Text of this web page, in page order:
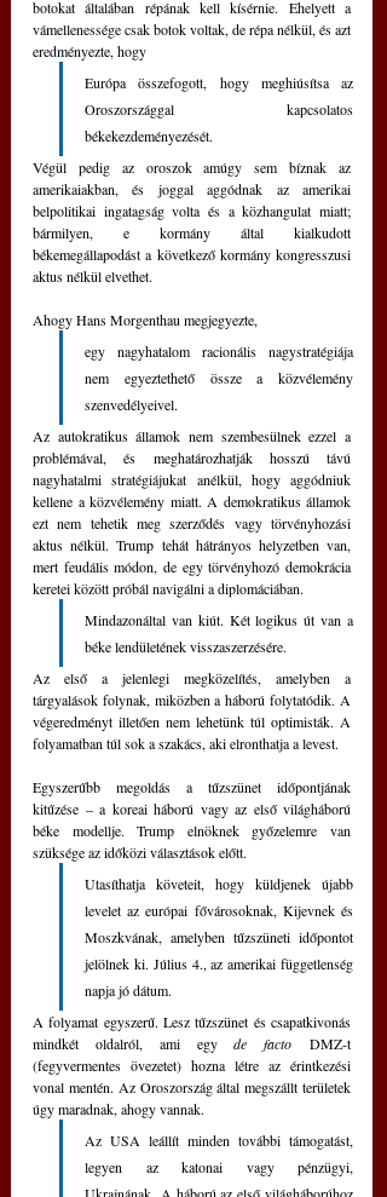
botokat általában répának kell kísérnie. Ehelyett a
vámellenessége csak botok voltak, de répa nélkül, és azt
eredményezte, hogy
Európa összefogott, hogy meghiúsítsa az
Oroszországgal kapcsolatos
békekezdeményezését.
Végül pedig az oroszok amúgy sem bíznak az
amerikaiakban, és joggal aggódnak az amerikai
belpolitikai ingatagság volta és a közhangulat miatt;
bármilyen, e kormány által kialkudott
békemegállapodást a következő kormány kongresszusi
aktus nélkül elvethet.
Ahogy Hans Morgenthau megjegyezte,
egy nagyhatalom racionális nagystratégiája
nem egyeztethető össze a közvélemény
szenvedélyeivel.
Az autokratikus államok nem szembesülnek ezzel a
problémával, és meghatározhatják hosszú távú
nagyhatalmi stratégiájukat anélkül, hogy aggódniuk
kellene a közvélemény miatt. A demokratikus államok
ezt nem tehetik meg szerződés vagy törvényhozási
aktus nélkül. Trump tehát hátrányos helyzetben van,
mert feudális módon, de egy törvényhozó demokrácia
keretei között próbál navigálni a diplomáciában.
Mindazonáltal van kiút. Két logikus út van a
béke lendületének visszaszerzésére.
Az első a jelenlegi megközelítés, amelyben a
tárgyalások folynak, miközben a háború folytatódik. A
végeredményt illetően nem lehetünk túl optimisták. A
folyamatban túl sok a szakács, aki elronthatja a levest.
Egyszerűbb megoldás a tűzszünet időpontjának
kitűzése – a koreai háború vagy az első világháború
béke modellje. Trump elnöknek győzelemre van
szüksége az időközi választások előtt.
Utasíthatja követeit, hogy küldjenek újabb
levelet az európai fővárosoknak, Kijevnek és
Moszkvának, amelyben tűzszüneti időpontot
jelölnek ki. Július 4., az amerikai függetlenség
napja jó dátum.
A folyamat egyszerű. Lesz tűzszünet és csapatkivonás
mindkét oldalról, ami egy de facto DMZ-t
(fegyvermentes övezetet) hozna létre az érintkezési
vonal mentén. Az Oroszország által megszállt területek
úgy maradnak, ahogy vannak.
Az USA leállít minden további támogatást,
legyen az katonai vagy pénzügyi,